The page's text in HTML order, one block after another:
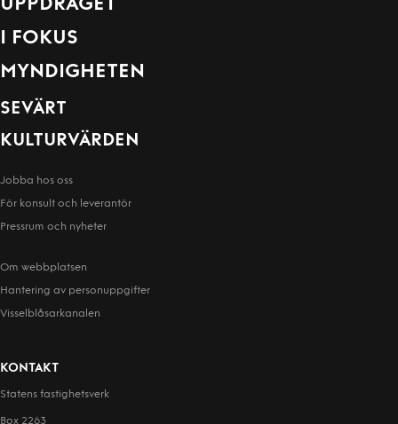
UPPDRAGET
I FOKUS
MYNDIGHETEN
SEVÄRT
KULTURVÄRDEN
Jobba hos oss
För konsult och leverantör
Pressrum och nyheter
Om webbplatsen
Hantering av person­uppgifter
Visselblåsarkanalen
KONTAKT
Statens fastighetsverk
Box 2263